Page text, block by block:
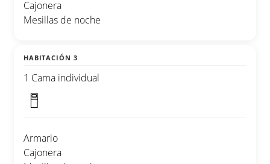
Cajonera
Mesillas de noche
HABITACIÓN 3
1 Cama individual
Armario
Cajonera